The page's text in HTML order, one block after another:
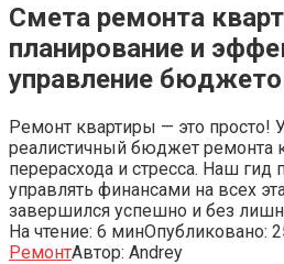
Смета ремонта
планирование и
управление
Ремонт квартиры — это просто!
реалистичный бюджет ремонта
перерасхода и стресса. Наш
управлять финансами на всех
завершился успешно и без
На чтение: 6 минОпубликовано:
РемонтАвтор: Andrey